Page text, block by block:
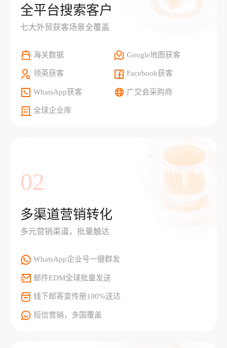
全平台搜索客户
七大外贸获客场景全覆盖
海关数据 Google地图获客
领英获客 Facebook获客
WhatsApp获客 广交会采购商
全球企业库
02
多渠道营销转化
多元营销渠道，批量触达
WhatsApp企业号一键群发
邮件EDM全球批量发送
线下邮寄宣传册100%送达
短信营销，多国覆盖